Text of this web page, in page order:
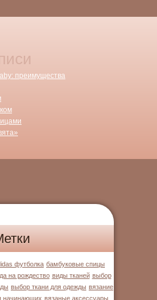
преимущества
футболка бамбуковые спицы
на рождество виды тканей выбор
выбор ткани для одежды вязание
начинающих вязаные аксессуары